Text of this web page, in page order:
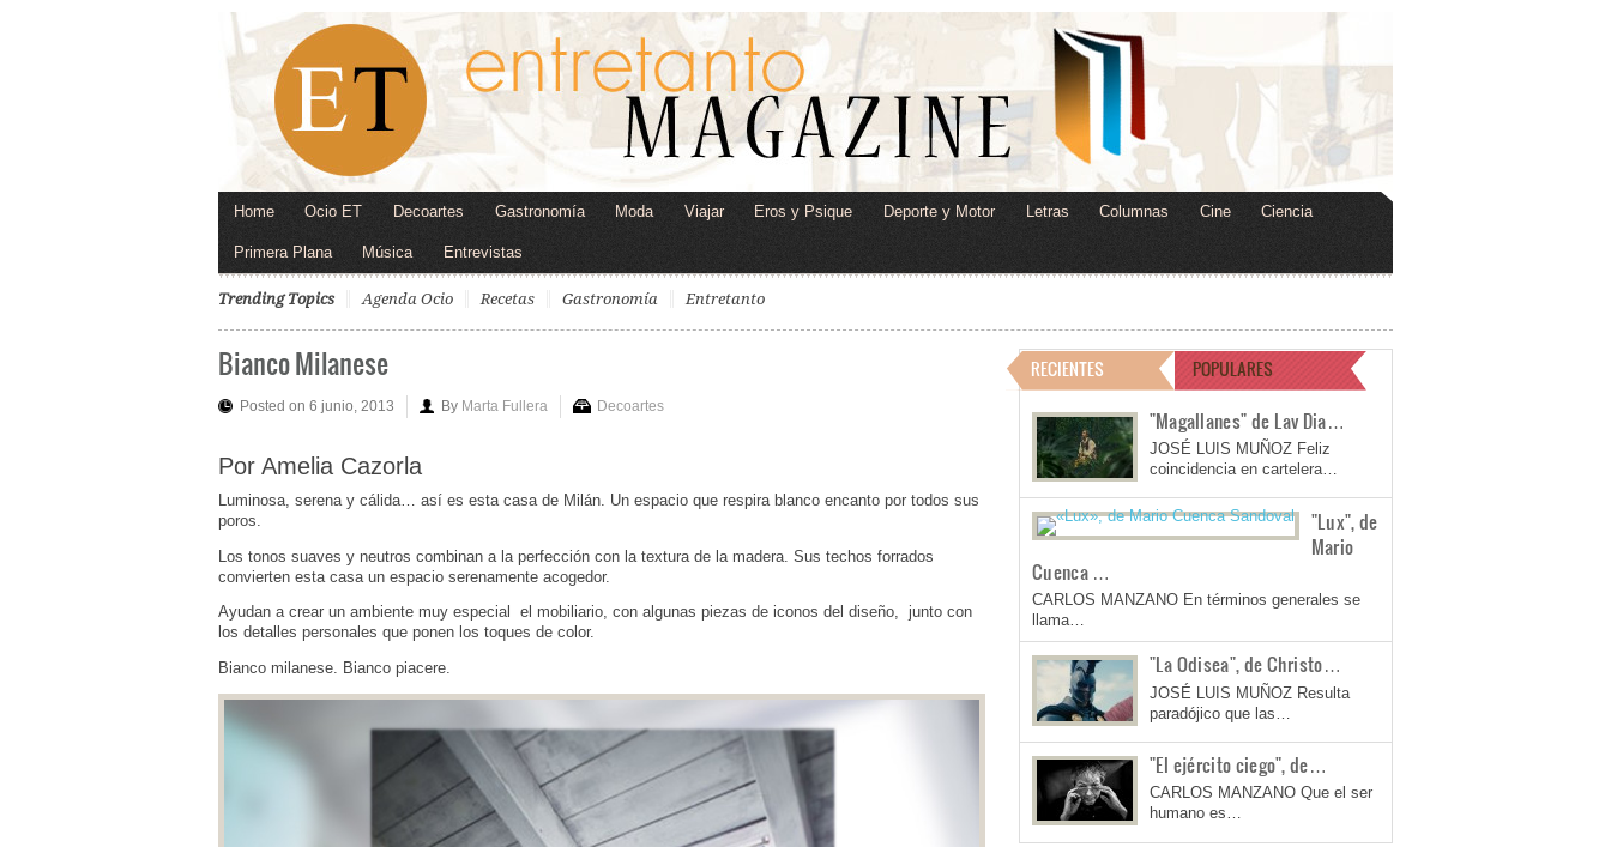
Home Ocio ET Decoartes Gastronomía Moda Viajar Eros y Psique Deporte y Motor Letras Columnas Cine Ciencia
Primera Plana Música Entrevistas
Trending Topics Agenda Ocio Recetas Gastronomía Entretanto
Bianco Milanese
Posted on 6 junio, 2013 By Marta Fullera Decoartes
Por Amelia Cazorla
Luminosa, serena y cálida… así es esta casa de Milán. Un espacio que respira blanco encanto por todos sus
poros.
Los tonos suaves y neutros combinan a la perfección con la textura de la madera. Sus techos forrados
convierten esta casa un espacio serenamente acogedor.
Ayudan a crear un ambiente muy especial el mobiliario, con algunas piezas de iconos del diseño, junto con
los detalles personales que ponen los toques de color.
Bianco milanese. Bianco piacere.
RECIENTES POPULARES
"Magallanes" de Lav Dia…
JOSÉ LUIS MUÑOZ Feliz
coincidencia en cartelera…
"Lux", de
Mario
Cuenca …
CARLOS MANZANO En términos generales se
llama…
"La Odisea", de Christo…
JOSÉ LUIS MUÑOZ Resulta
paradójico que las…
"El ejército ciego", de…
CARLOS MANZANO Que el ser
humano es…